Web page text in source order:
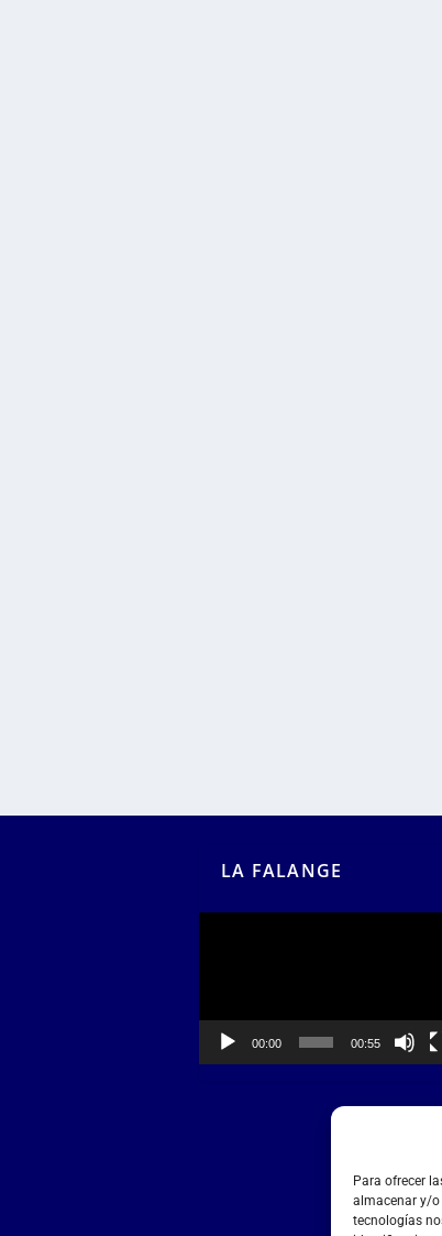
Para ofrecer
almacenar y/o
tecnologías
LA FALANGE
00:00 00:55